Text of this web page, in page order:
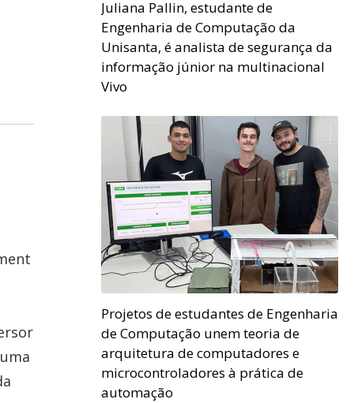
Juliana Pallin, estudante de
Engenharia de Computação da
Unisanta, é analista de segurança da
informação júnior na multinacional
Vivo
Projetos de estudantes de Engenharia
de Computação unem teoria de
arquitetura de computadores e
microcontroladores à prática de
automação